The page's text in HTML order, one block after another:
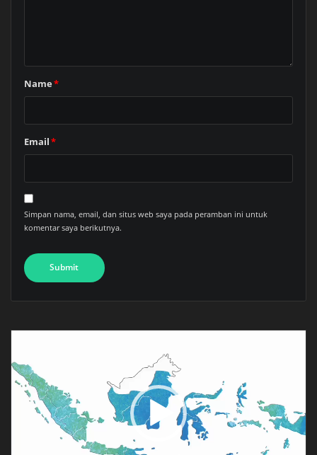
Name*
Email*
Simpan nama, email, dan situs web saya pada peramban ini untuk
komentar saya berikutnya.